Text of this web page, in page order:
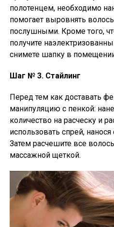
полотенцем, необходимо
помогает выровнять
послушными. Кроме того,
получите
снимете шапку в
Шаг № 3. Стайлинг
Перед тем как доставать
манипуляцию с пенкой:
количество на расческу и
использовать спрей,
Затем расчешите все
массажной щеткой.